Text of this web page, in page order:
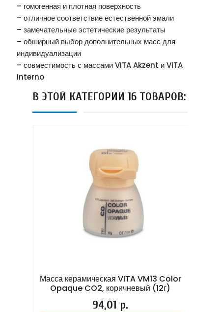
– гомогенная и плотная поверхность
– отличное соответствие естественной эмали
– замечательные эстетические результаты
– обширный выбор дополнительных масс для
индивидуализации
– совместимость с массами VITA Akzent и VITA
Interno
В ЭТОЙ КАТЕГОРИИ 16 ТОВАРОВ:
Масса керамическая VITA VM13 Color
Opaque CO2, коричневый (12г)
Цена
94,01 р.